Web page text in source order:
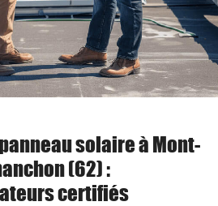
solaire à Mont-
(62) :
certifiés